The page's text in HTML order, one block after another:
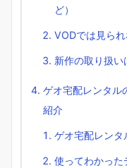
ど）
VODでは見ら
新作の取り扱い
ゲオ宅配レンタル
紹介
ゲオ宅配レンタ
使ってわかった